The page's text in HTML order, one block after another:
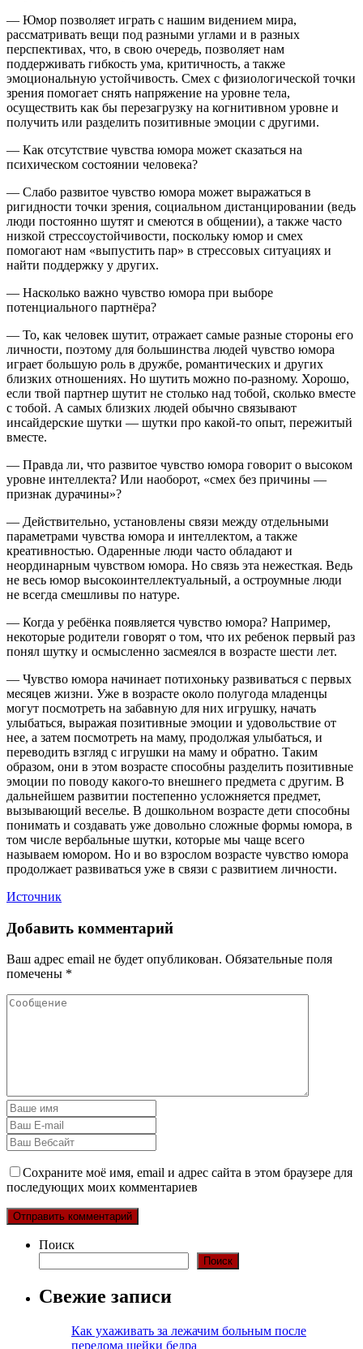
— Юмор позволяет играть с нашим видением мира,
рассматривать вещи под разными углами и в разных
перспективах, что, в свою очередь, позволяет нам
поддерживать гибкость ума, критичность, а также
эмоциональную устойчивость. Смех с физиологической точки
зрения помогает снять напряжение на уровне тела,
осуществить как бы перезагрузку на когнитивном уровне и
получить или разделить позитивные эмоции с другими.
— Как отсутствие чувства юмора может сказаться на
психическом состоянии человека?
— Слабо развитое чувство юмора может выражаться в
ригидности точки зрения, социальном дистанцировании (ведь
люди постоянно шутят и смеются в общении), а также часто
низкой стрессоустойчивости, поскольку юмор и смех
помогают нам «выпустить пар» в стрессовых ситуациях и
найти поддержку у других.
— Насколько важно чувство юмора при выборе
потенциального партнёра?
— То, как человек шутит, отражает самые разные стороны его
личности, поэтому для большинства людей чувство юмора
играет большую роль в дружбе, романтических и других
близких отношениях. Но шутить можно по-разному. Хорошо,
если твой партнер шутит не столько над тобой, сколько вместе
с тобой. А самых близких людей обычно связывают
инсайдерские шутки — шутки про какой-то опыт, пережитый
вместе.
— Правда ли, что развитое чувство юмора говорит о высоком
уровне интеллекта? Или наоборот, «смех без причины —
признак дурачины»?
— Действительно, установлены связи между отдельными
параметрами чувства юмора и интеллектом, а также
креативностью. Одаренные люди часто обладают и
неординарным чувством юмора. Но связь эта нежесткая. Ведь
не весь юмор высокоинтеллектуальный, а остроумные люди
не всегда смешливы по натуре.
— Когда у ребёнка появляется чувство юмора? Например,
некоторые родители говорят о том, что их ребенок первый раз
понял шутку и осмысленно засмеялся в возрасте шести лет.
— Чувство юмора начинает потихоньку развиваться с первых
месяцев жизни. Уже в возрасте около полугода младенцы
могут посмотреть на забавную для них игрушку, начать
улыбаться, выражая позитивные эмоции и удовольствие от
нее, а затем посмотреть на маму, продолжая улыбаться, и
переводить взгляд с игрушки на маму и обратно. Таким
образом, они в этом возрасте способны разделить позитивные
эмоции по поводу какого-то внешнего предмета с другим. В
дальнейшем развитии постепенно усложняется предмет,
вызывающий веселье. В дошкольном возрасте дети способны
понимать и создавать уже довольно сложные формы юмора, в
том числе вербальные шутки, которые мы чаще всего
называем юмором. Но и во взрослом возрасте чувство юмора
продолжает развиваться уже в связи с развитием личности.
Источник
Добавить комментарий
Ваш адрес email не будет опубликован. Обязательные поля
помечены *
Сохраните моё имя, email и адрес сайта в этом браузере для
последующих моих комментариев
Поиск
Поиск
Свежие записи
Как ухаживать за лежачим больным после
перелома шейки бедра